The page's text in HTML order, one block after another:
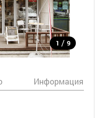
1 / 9
Информация